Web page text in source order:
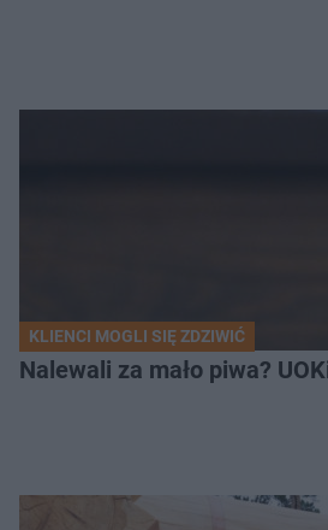
KLIENCI MOGLI SIĘ ZDZIWIĆ
Nalewali za mało piwa?